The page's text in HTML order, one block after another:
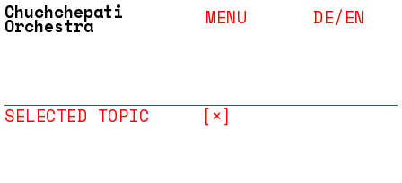
Chuchchepati
Orchestra DE/EN
MENU
SELECTED TOPIC [×]